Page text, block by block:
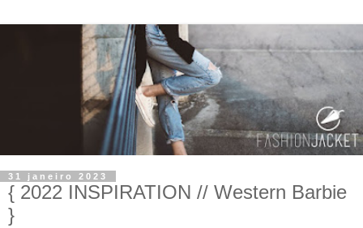
31 janeiro 2023
{ 2022 INSPIRATION // Western Barbie
}